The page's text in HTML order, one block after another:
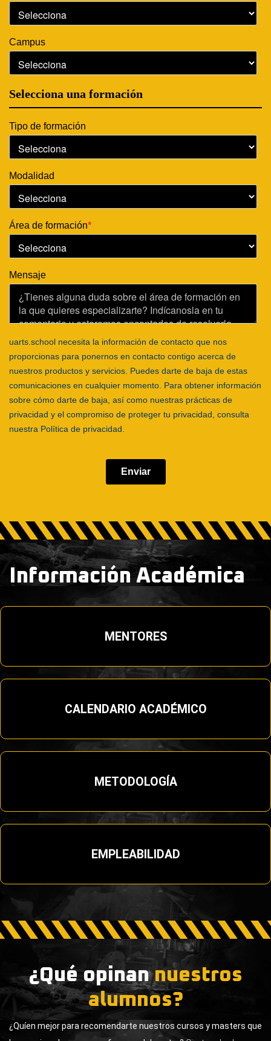
Información Académica
MENTORES
CALENDARIO ACADÉMICO
METODOLOGÍA
EMPLEABILIDAD
¿Qué opinannuestros
alumnos?
¿Quíen mejor para recomendarte nuestros cursos y masters que